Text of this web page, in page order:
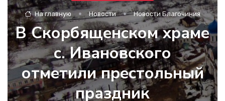
На главную Новости Новости Благочиния
В Скорбященском храме
с. Ивановского
отметили престольный
праздник